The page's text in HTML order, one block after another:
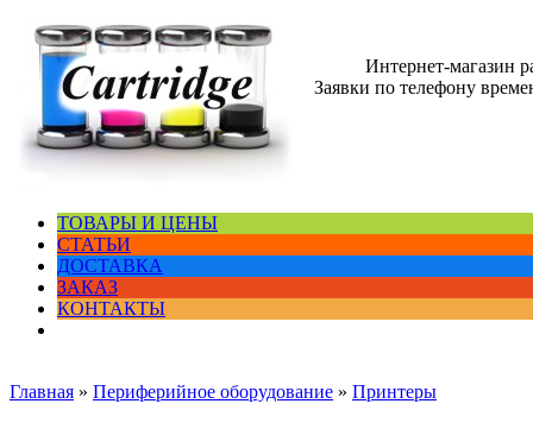
Интернет-магазин
Заявки по телефону
ТОВАРЫ И ЦЕНЫ
СТАТЬИ
ДОСТАВКА
ЗАКАЗ
КОНТАКТЫ
Главная » Периферийное оборудование » Принтеры